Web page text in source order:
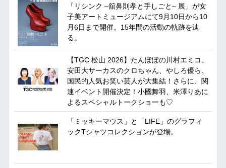
「リシンク –舘鼻則孝と手しごと– 展」が女
子美アートミュージアムにて9月10日から10
月6日まで開催。15年間の活動の軌跡を辿
る。
【TGC 松山 2026】たんぽぽの川村エミコ、
安田大サーカスのクロちゃん、やしろ優ら、
国民的人気お笑い芸人が大集結！さらに、関
連イベント開催決定！小國舞羽、米澤りあに
よるスペシャルトークショーも♡
「ミッキーマウス」と「LIFE」のグラフィ
ックTシャツコレクションが登場。